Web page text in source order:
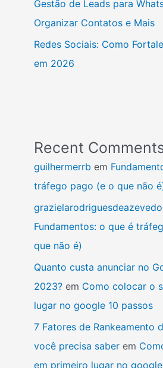
Gestão de Leads para
Organizar Contatos e Mais
Redes Sociais: Como
em 2026
Recent
guilhermerrb em
tráfego pago (e o que não
Fundamentos: o que é
que não é)
Quanto custa anunciar no
2023?em Como colocar o
lugar no google 10 passos
7 Fatores de Rankeamento
você precisa saberem
em primeiro lugar no